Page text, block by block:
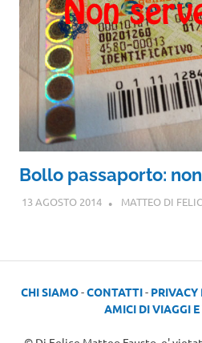
Bollo passaporto:
13 AGOSTO 2014 MATTEO DI
CHI SIAMO-CONTATTI- PRIVACY
AMICI DI VIAGGI